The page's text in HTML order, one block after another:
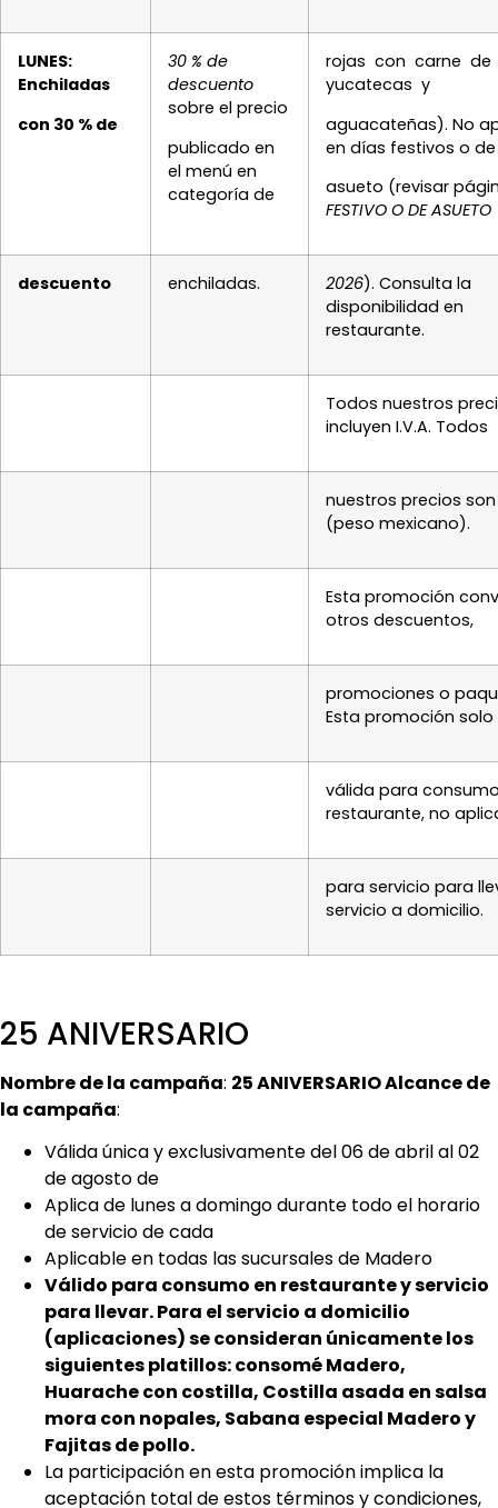
LUNES:
Enchiladas
con 30 % de
30 % de
descuento
sobre el precio
publicado en
el menú en
categoría de
rojas con carne
yucatecas y
aguacateñas). No
en días festivos o de
asueto (revisar
FESTIVO O DE ASUETO
descuento enchiladas. 2026). Consulta la
disponibilidad en
restaurante.
Todos nuestros
incluyen I.V.A. Todos
nuestros precios son
(peso mexicano).
Esta promoción
otros descuentos,
promociones o
Esta promoción solo
válida para
restaurante, no
para servicio para
servicio a domicilio.
25 ANIVERSARIO
Nombre de la campaña: 25 ANIVERSARIO Alcance de
la campaña:
Válida única y exclusivamente del 06 de abril al 02
de agosto de
Aplica de lunes a domingo durante todo el horario
de servicio de cada
Aplicable en todas las sucursales de Madero
Válido para consumo en restaurante y servicio
para llevar. Para el servicio a domicilio
(aplicaciones) se consideran únicamente los
siguientes platillos: consomé Madero,
Huarache con costilla, Costilla asada en salsa
mora con nopales, Sabana especial Madero y
Fajitas de pollo.
La participación en esta promoción implica la
aceptación total de estos términos y condiciones,